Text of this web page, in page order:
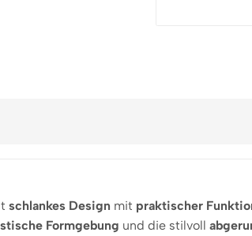
schlankes Design mit praktischer
Formgebung und die stilvoll